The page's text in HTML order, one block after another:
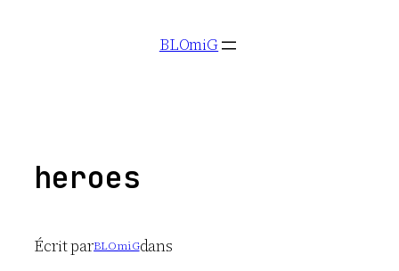
BLOmiG
heroes
Écrit parBLOmiGdans